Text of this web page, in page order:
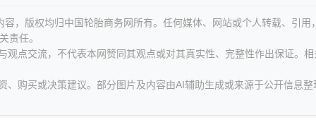
，版权均归中国轮胎商务网所有。任何媒体、网站或个人转载、引用
责任。
点交流，不代表本网赞同其观点或对其真实性、完整性作出保证。
购买或决策建议。部分图片及内容由AI辅助生成或来源于公开信息整